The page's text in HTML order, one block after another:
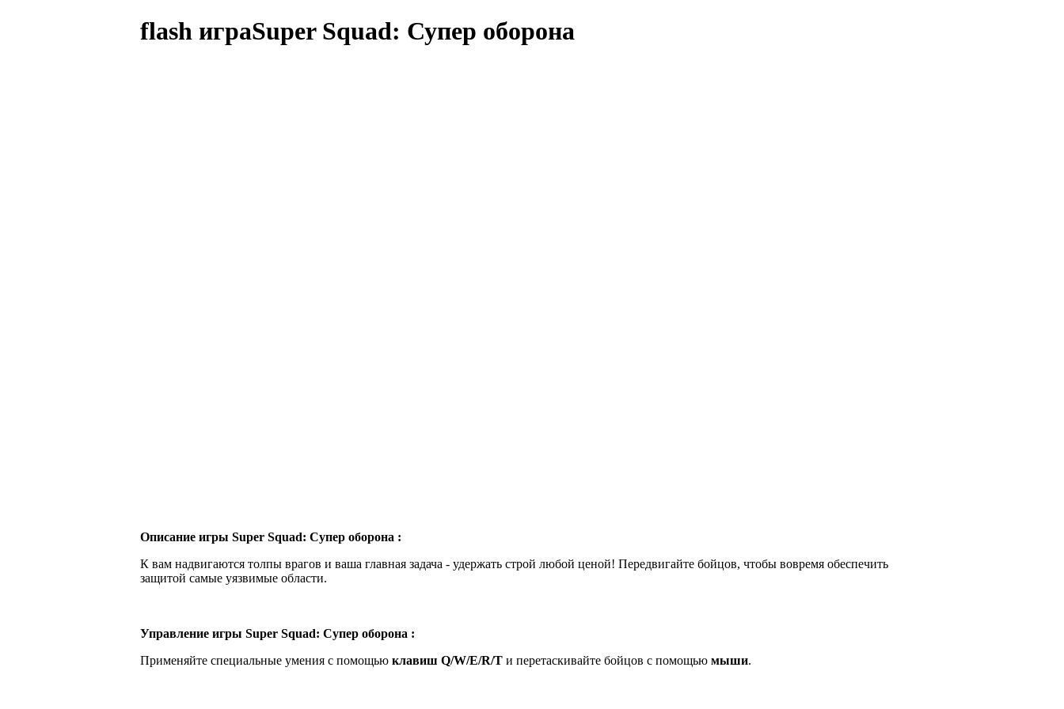
flash играSuper Squad: Супер оборона
Описание игры Super Squad: Супер оборона :
К вам надвигаются толпы врагов и ваша главная задача - удержать строй любой ценой! Передвигайте бойцов, чтобы вовремя обеспечить
защитой самые уязвимые области.
Управление игры Super Squad: Супер оборона :
Применяйте специальные умения с помощью клавиш Q/W/E/R/T и перетаскивайте бойцов с помощью мыши.